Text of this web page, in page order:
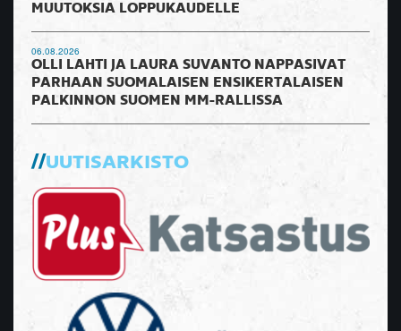
MUUTOKSIA LOPPUKAUDELLE
06.08.2026
OLLI LAHTI JA LAURA SUVANTO NAPPASIVAT
PARHAAN SUOMALAISEN ENSIKERTALAISEN
PALKINNON SUOMEN MM-RALLISSA
UUTISARKISTO